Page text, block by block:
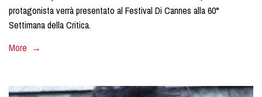
protagonista verrà presentato al Festival Di Cannes alla 60°
Settimana della Critica.
More →